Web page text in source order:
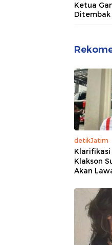
Ketua
detikJatim
Klarifikasi
Klakson
Akan